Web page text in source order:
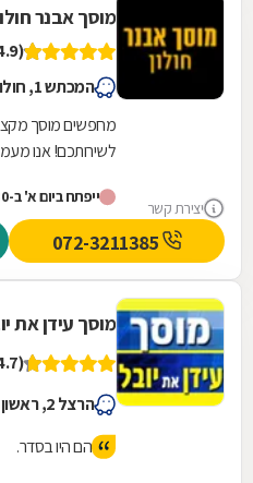
יצירת קשר
מוסך אבנר
(4.9)
המכתש 1, חולון
מחפשים מוסך
לשירותכם! אנו
שנות...ייפתח ביום א' ב-7:30
מוסך עידן את
(4.7)
הרצל 2, ראשון לציון
הם היו בסדר.